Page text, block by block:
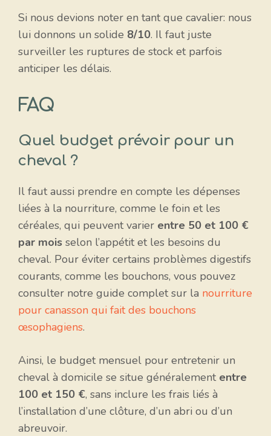
Si nous devions noter en tant que cavalier: nous
lui donnons un solide 8/10. Il faut juste
surveiller les ruptures de stock et parfois
anticiper les délais.
FAQ
Quel budget prévoir pour un
cheval ?
Il faut aussi prendre en compte les dépenses
liées à la nourriture, comme le foin et les
céréales, qui peuvent varier entre 50 et 100 €
par mois selon l’appétit et les besoins du
cheval. Pour éviter certains problèmes digestifs
courants, comme les bouchons, vous pouvez
consulter notre guide complet sur la nourriture
pour canasson qui fait des bouchons
œsophagiens.
Ainsi, le budget mensuel pour entretenir un
cheval à domicile se situe généralement entre
100 et 150 €, sans inclure les frais liés à
l’installation d’une clôture, d’un abri ou d’un
abreuvoir.